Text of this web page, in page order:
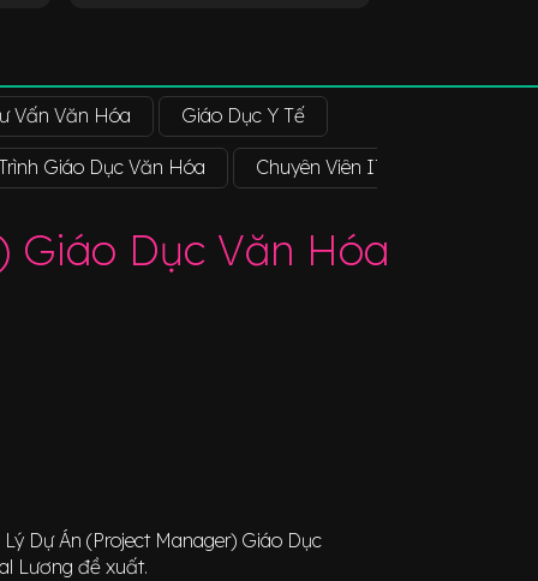
Vấn Văn Hóa Giáo Dục Y Tế
Giáo Dục Văn Hóa Chuyên Viên IT Support Giáo
Giáo Dục Văn Hóa
Dự Án (Project Manager) Giáo Dục
Lương đề xuất.